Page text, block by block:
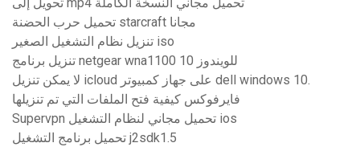
تحويل إلى mp4 تحميل مجاني النسخة الكاملة
تحميل حرب الحضنة starcraft مجانا
تنزيل نظام التشغيل الصغير iso
تنزيل برنامج netgear wna1100 للويندوز 10
لا يمكن تنزيل icloud على جهاز كمبيوتر dell windows 10.
فايرفوكس كيفية فتح الملفات التي تم تنزيلها
Supervpn تحميل مجاني لنظام التشغيل ios
تحميل برنامج التشغيل j2sdk1.5